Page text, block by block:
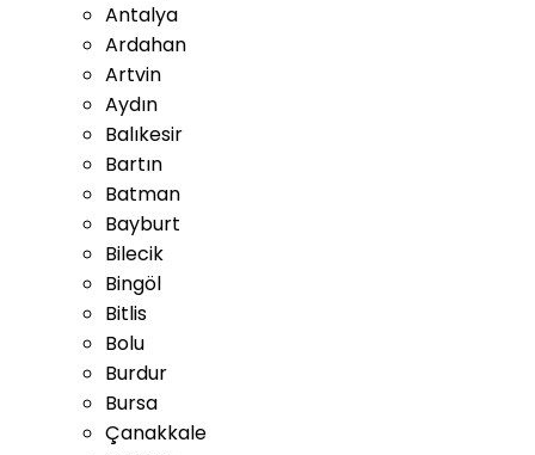
Antalya
Ardahan
Artvin
Aydın
Balıkesir
Bartın
Batman
Bayburt
Bilecik
Bingöl
Bitlis
Bolu
Burdur
Bursa
Çanakkale